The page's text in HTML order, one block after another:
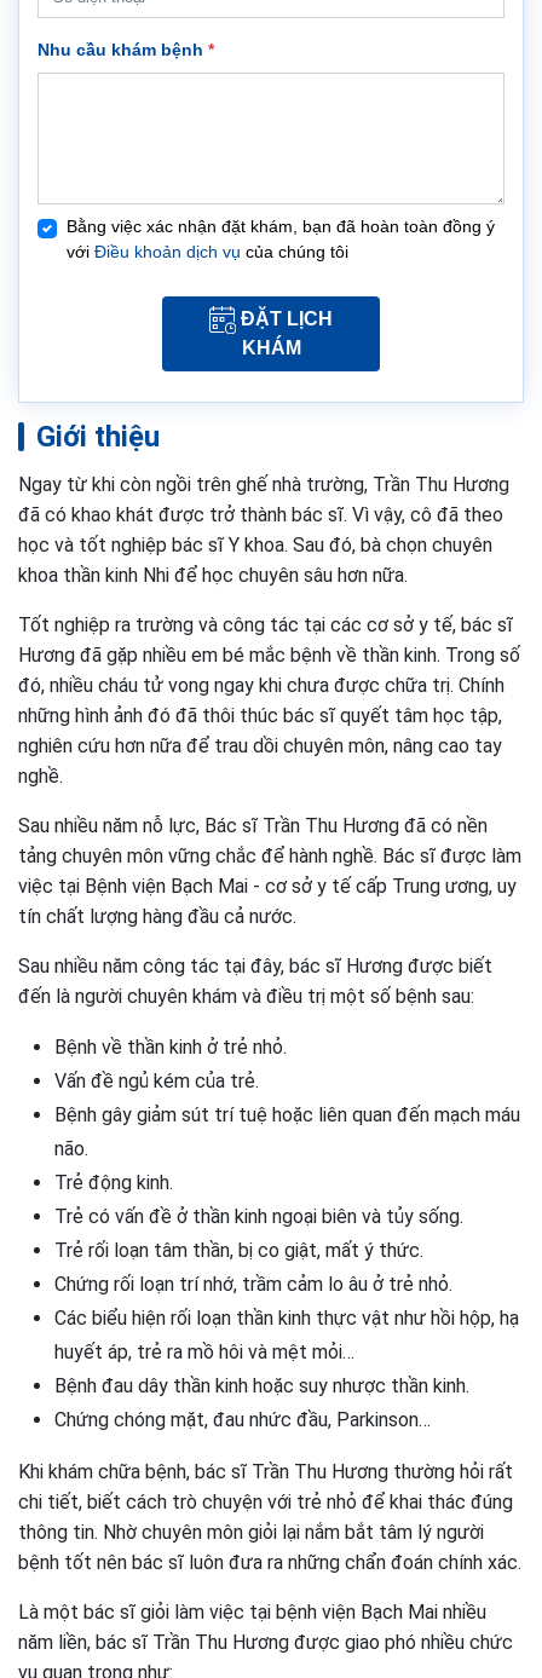
Giới thiệu
Ngay từ khi còn ngồi trên ghế nhà trường, Trần Thu Hương
đã có khao khát được trở thành bác sĩ. Vì vậy, cô đã theo
học và tốt nghiệp bác sĩ Y khoa. Sau đó, bà chọn chuyên
khoa thần kinh Nhi để học chuyên sâu hơn nữa.
Tốt nghiệp ra trường và công tác tại các cơ sở y tế, bác sĩ
Hương đã gặp nhiều em bé mắc bệnh về thần kinh. Trong số
đó, nhiều cháu tử vong ngay khi chưa được chữa trị. Chính
những hình ảnh đó đã thôi thúc bác sĩ quyết tâm học tập,
nghiên cứu hơn nữa để trau dồi chuyên môn, nâng cao tay
nghề.
Sau nhiều năm nỗ lực, Bác sĩ Trần Thu Hương đã có nền
tảng chuyên môn vững chắc để hành nghề. Bác sĩ được làm
việc tại Bệnh viện Bạch Mai - cơ sở y tế cấp Trung ương, uy
tín chất lượng hàng đầu cả nước.
Sau nhiều năm công tác tại đây, bác sĩ Hương được biết
đến là người chuyên khám và điều trị một số bệnh sau:
Bệnh về thần kinh ở trẻ nhỏ.
Vấn đề ngủ kém của trẻ.
Bệnh gây giảm sút trí tuệ hoặc liên quan đến mạch máu
não.
Trẻ động kinh.
Trẻ có vấn đề ở thần kinh ngoại biên và tủy sống.
Trẻ rối loạn tâm thần, bị co giật, mất ý thức.
Chứng rối loạn trí nhớ, trầm cảm lo âu ở trẻ nhỏ.
Các biểu hiện rối loạn thần kinh thực vật như hồi hộp, hạ
huyết áp, trẻ ra mồ hôi và mệt mỏi…
Bệnh đau dây thần kinh hoặc suy nhược thần kinh.
Chứng chóng mặt, đau nhức đầu, Parkinson…
Khi khám chữa bệnh, bác sĩ Trần Thu Hương thường hỏi rất
chi tiết, biết cách trò chuyện với trẻ nhỏ để khai thác đúng
thông tin. Nhờ chuyên môn giỏi lại nắm bắt tâm lý người
bệnh tốt nên bác sĩ luôn đưa ra những chẩn đoán chính xác.
Là một bác sĩ giỏi làm việc tại bệnh viện Bạch Mai nhiều
năm liền, bác sĩ Trần Thu Hương được giao phó nhiều chức
vụ quan trọng như:
Nhu cầu khám bệnh *
Bằng việc xác nhận đặt khám, bạn đã hoàn toàn đồng ý
với Điều khoản dịch vụ của chúng tôi
ĐẶT LỊCH
KHÁM